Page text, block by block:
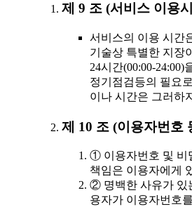
제 9 조 (서비스 이용
서비스의 이용 시간
기술상 특별한 지장
24시간(00:00-
정기점검등의 필요
이나 시간은 그러하
제 10 조 (이용자번호
① 이용자번호 및 비
책임은 이용자에게
② 명백한 사유가 있
용자가 이용자번호